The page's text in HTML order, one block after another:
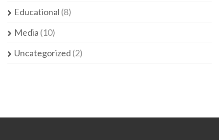
Educational (8)
Media (10)
Uncategorized (2)